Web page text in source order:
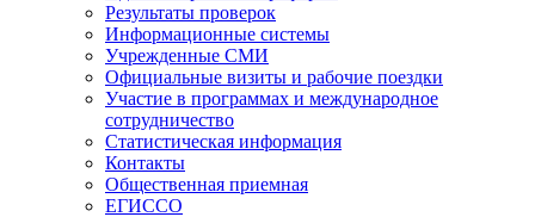
Результаты проверок
Информационные системы
Учрежденные СМИ
Официальные визиты и рабочие поездки
Участие в программах и международное
сотрудничество
Статистическая информация
Контакты
Общественная приемная
ЕГИССО